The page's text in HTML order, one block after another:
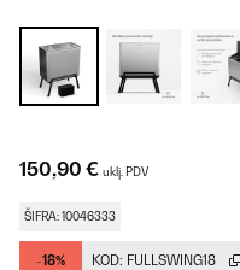
150,90 € uklj. PDV
ŠIFRA: 10046333
-18% KOD: FULLSWING18